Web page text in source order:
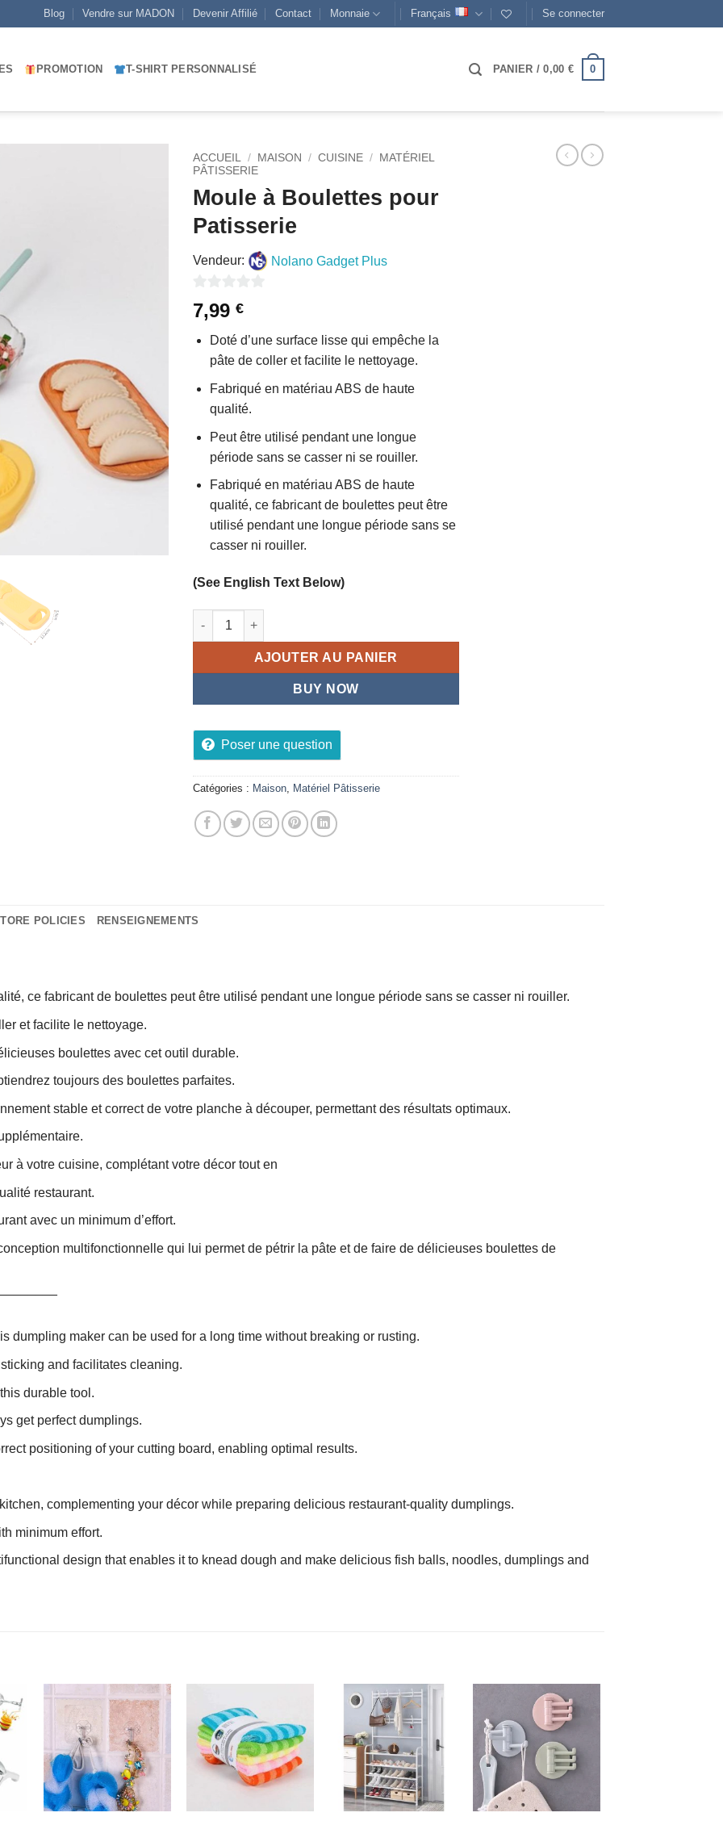
Blog Vendre sur MADON Devenir Affilié Contact Monnaie Français Se connecter
PROMOTION T-SHIRT PERSONNALISÉ PANIER /0,00 € 0
ACCUEIL / MAISON / CUISINE /
MATÉRIEL
PÂTISSERIE
Moule à Boulettes pour
Patisserie
Vendeur: Nolano Gadget Plus
sur
5
7,99 €
Doté d’une surface lisse qui empêche la
pâte de coller et facilite le nettoyage.
Fabriqué en matériau ABS de haute
qualité.
Peut être utilisé pendant une longue
période sans se casser ni se rouiller.
Fabriqué en matériau ABS de haute
qualité, ce fabricant de boulettes peut être
utilisé pendant une longue période sans se
casser ni rouiller.
(See English Text Below)
quantité de Moule à Boulettes pour Patisserie
AJOUTER AU PANIER
BUY NOW
Poser une question
Catégories : Maison Matériel Pâtisserie
POLICIES RENSEIGNEMENTS
ce fabricant de boulettes peut être utilisé pendant une longue période sans se casser ni rouiller.
et facilite le nettoyage.
boulettes avec cet outil durable.
toujours des boulettes parfaites.
stable et correct de votre planche à découper, permettant des résultats optimaux.
à votre cuisine, complétant votre décor tout en
restaurant.
avec un minimum d’effort.
multifonctionnelle qui lui permet de pétrir la pâte et de faire de délicieuses boulettes de
dumpling maker can be used for a long time without breaking or rusting.
and facilitates cleaning.
durable tool.
get perfect dumplings.
positioning of your cutting board, enabling optimal results.
complementing your décor while preparing delicious restaurant-quality dumplings.
minimum effort.
design that enables it to knead dough and make delicious fish balls, noodles, dumplings and
AJOUTER
À MES
FAVORIS
AJOUTER
À MES
FAVORIS
AJOUTER
À MES
FAVORIS
AJOUTER
À MES
FAVORIS